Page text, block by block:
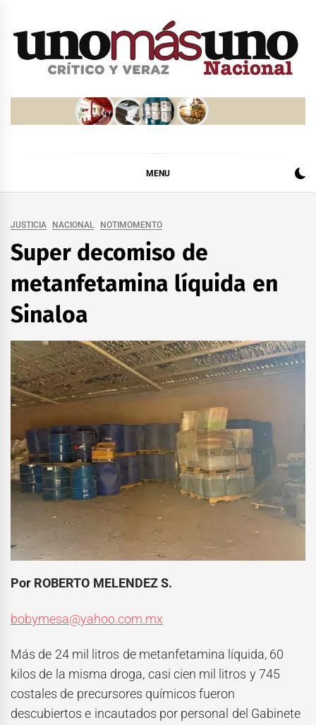
MENU
JUSTICIA NACIONAL NOTIMOMENTO
Super decomiso de
metanfetamina líquida en
Sinaloa
Por ROBERTO MELENDEZ S.
bobymesa@yahoo.com.mx
Más de 24 mil litros de metanfetamina líquida, 60
kilos de la misma droga, casi cien mil litros y 745
costales de precursores químicos fueron
descubiertos e incautados por personal del Gabinete